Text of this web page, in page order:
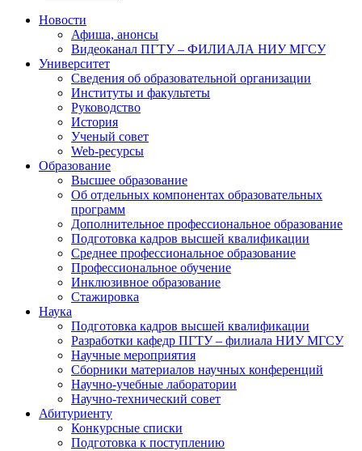
Новости
Афиша, анонсы
Видеоканал ПГТУ – ФИЛИАЛА НИУ МГСУ
Университет
Сведения об образовательной организации
Институты и факультеты
Руководство
История
Ученый совет
Web-ресурсы
Образование
Высшее образование
Об отдельных компонентах образовательных
программ
Дополнительное профессиональное образование
Подготовка кадров высшей квалификации
Среднее профессиональное образование
Профессиональное обучение
Инклюзивное образование
Стажировка
Наука
Подготовка кадров высшей квалификации
Разработки кафедр ПГТУ – филиала НИУ МГСУ
Научные мероприятия
Сборники материалов научных конференций
Научно-учебные лаборатории
Научно-технический совет
Абитуриенту
Конкурсные списки
Подготовка к поступлению